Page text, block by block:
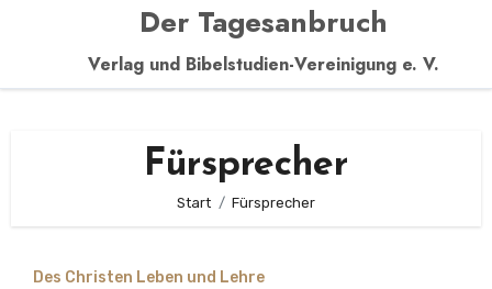
Der Tagesanbruch
Verlag und Bibelstudien-Vereinigung e. V.
Fürsprecher
Start Fürsprecher
Des Christen Leben und Lehre